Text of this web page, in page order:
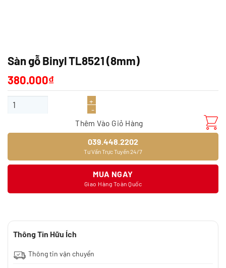
Sàn gỗ Binyl TL8521 (8mm)
380.000₫
Sàn gỗ Binyl TL8521 (8mm) số lượng
Thêm Vào Giỏ Hàng
039.448.2202
Tư Vấn Trực Tuyến 24/7
MUA NGAY
Giao Hàng Toàn Quốc
Thông Tin Hữu Ích
Thông tin vận chuyển